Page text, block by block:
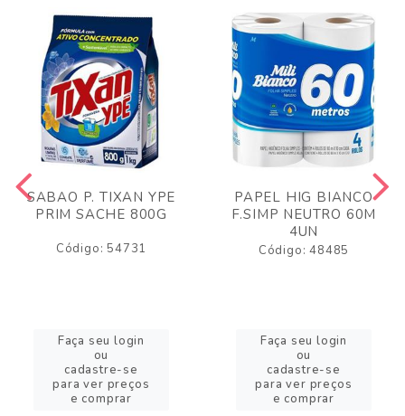
SABAO P. TIXAN YPE
PRIM SACHE 800G
Código: 54731
Faça seu login
ou
cadastre-se
para ver preços
e comprar
PAPEL HIG BIANCO
F.SIMP NEUTRO 60M
4UN
Código: 48485
Faça seu login
ou
cadastre-se
para ver preços
e comprar